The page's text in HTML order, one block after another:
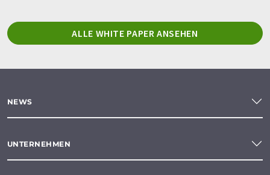
ALLE WHITE PAPER ANSEHEN
NEWS
UNTERNEHMEN